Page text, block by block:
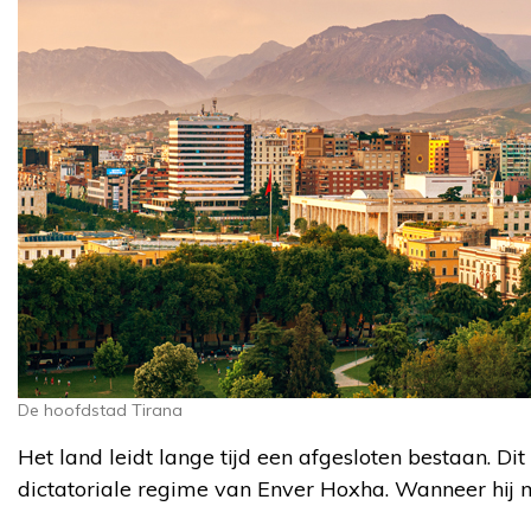
De hoofdstad Tirana
Het land leidt lange tijd een afgesloten bestaan.
dictatoriale regime van Enver Hoxha. Wanneer hij